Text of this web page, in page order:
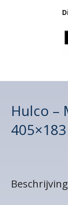
Hulco –
405×183
Beschrijving